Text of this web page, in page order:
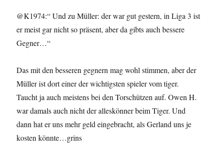
@K1974:“ Und zu Müller: der war gut gestern, in Liga 3 ist
er meist gar nicht so präsent, aber da gibts auch bessere
Gegner…“
Das mit den besseren gegnern mag wohl stimmen, aber der
Müller ist dort einer der wichtigsten spieler vom tiger.
Taucht ja auch meistens bei den Torschützen auf. Owen H.
war damals auch nicht der alleskönner beim Tiger. Und
dann hat er uns mehr geld eingebracht, als Gerland uns je
kosten könnte…grins